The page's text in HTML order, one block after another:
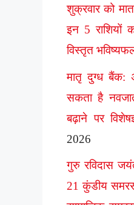
शुक्रवार को
इन 5 राशियों
विस्तृत
मातृ दुग्ध बैंक:
सकता है
बढ़ाने पर
2026
गुरु रविदास
21 कुंडीय